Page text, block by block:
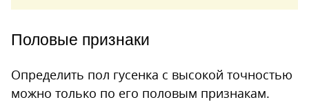
Половые признаки
Определить пол гусенка с высокой точностью
можно только по его половым признакам.